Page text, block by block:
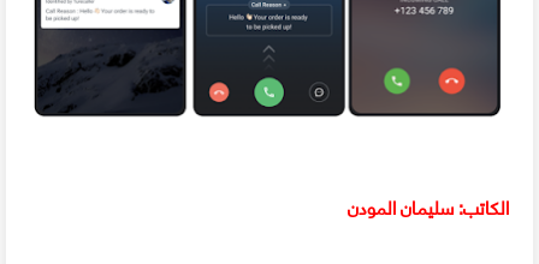
الكاتب: سليمان المودن